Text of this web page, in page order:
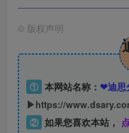
© 版权声明
① 本网站名称： ❤迪思
▶https://
② 如果您喜欢本站，